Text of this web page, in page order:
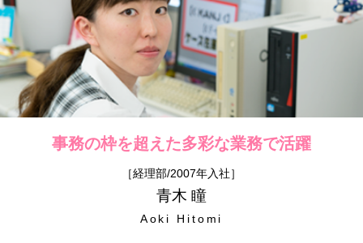
事務の枠を超えた多彩な業務で活躍
［経理部/2007年入社］
青木 瞳
Aoki Hitomi